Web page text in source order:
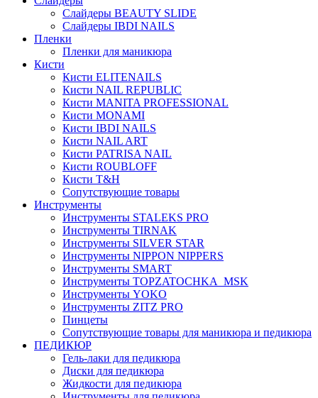
Слайдеры BEAUTY SLIDE
Слайдеры IBDI NAILS
Пленки
Пленки для маникюра
Кисти
Кисти ELITENAILS
Кисти NAIL REPUBLIC
Кисти MANITA PROFESSIONAL
Кисти MONAMI
Кисти IBDI NAILS
Кисти NAIL ART
Кисти PATRISA NAIL
Кисти ROUBLOFF
Кисти T&H
Сопутствующие товары
Инструменты
Инструменты STALEKS PRO
Инструменты TIRNAK
Инструменты SILVER STAR
Инструменты NIPPON NIPPERS
Инструменты SMART
Инструменты TOPZATOCHKA_MSK
Инструменты YOKO
Инструменты ZITZ PRO
Пинцеты
Сопутствующие товары для маникюра и педикюра
ПЕДИКЮР
Гель-лаки для педикюра
Диски для педикюра
Жидкости для педикюра